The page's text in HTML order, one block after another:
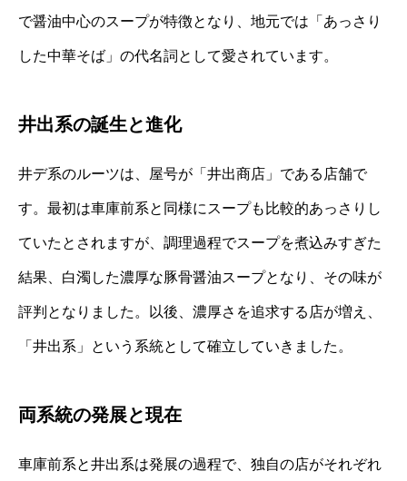
で醤油中心のスープが特徴となり、地元では「あっさり
した中華そば」の代名詞として愛されています。
井出系の誕生と進化
井デ系のルーツは、屋号が「井出商店」である店舗で
す。最初は車庫前系と同様にスープも比較的あっさりし
ていたとされますが、調理過程でスープを煮込みすぎた
結果、白濁した濃厚な豚骨醤油スープとなり、その味が
評判となりました。以後、濃厚さを追求する店が増え、
「井出系」という系統として確立していきました。
両系統の発展と現在
車庫前系と井出系は発展の過程で、独自の店がそれぞれ